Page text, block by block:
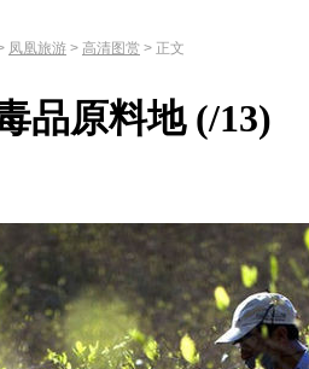
凤凰旅游 > 高清图赏 > 正文
品原料地 (/13)